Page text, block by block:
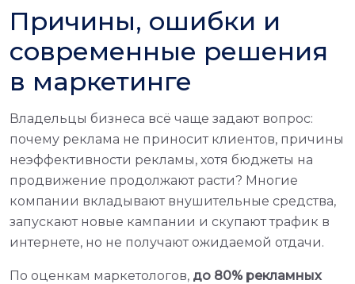
Причины, ошибки и
современные решения
в маркетинге
Владельцы бизнеса всё чаще задают вопрос:
почему реклама не приносит клиентов, причины
неэффективности рекламы, хотя бюджеты на
продвижение продолжают расти? Многие
компании вкладывают внушительные средства,
запускают новые кампании и скупают трафик в
интернете, но не получают ожидаемой отдачи.
По оценкам маркетологов, до 80% рекламных